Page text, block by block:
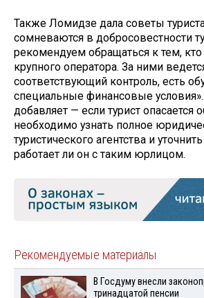
Также Ломидзе дала советы
сомневаются в добросовестности
рекомендуем обращаться к тем, кто
крупного оператора. За ними
соответствующий контроль, есть
специальные финансовые
добавляет — если турист опасается
необходимо узнать полное
туристического агентства и
работает ли он с таким юрлицом.
Рекомендуемые материалы
В Госдуму внесли
тринадцатой пенсии